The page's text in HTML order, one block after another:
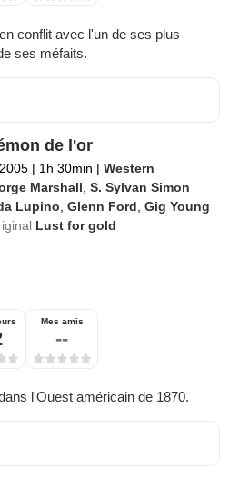
conflit avec l'un de ses plus
ses méfaits.
de l'or
| 1h 30min | Western
Marshall,S. Sylvan Simon
Lupino,Glenn Ford,Gig Young
Lust for gold
Mes amis
--
l'Ouest américain de 1870.